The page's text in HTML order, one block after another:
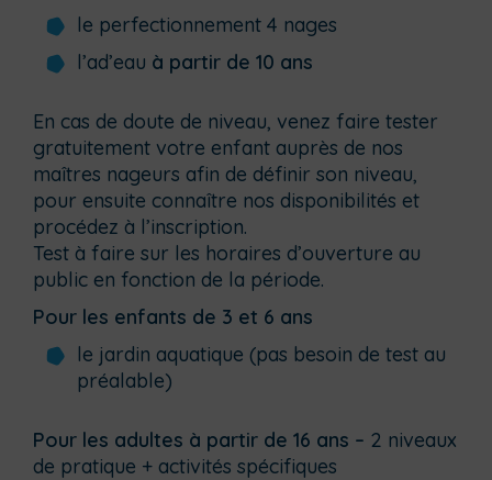
le perfectionnement 4 nages
l’ad’eau à partir de 10 ans
En cas de doute de niveau, venez faire tester
gratuitement votre enfant auprès de nos
maîtres nageurs afin de définir son niveau,
pour ensuite connaître nos disponibilités et
procédez à l’inscription.
Test à faire sur les horaires d’ouverture au
public en fonction de la période.
Pour les enfants de 3 et 6 ans
le jardin aquatique (pas besoin de test au
préalable)
Pour les adultes à partir de 16 ans – 2 niveaux
de pratique + activités spécifiques